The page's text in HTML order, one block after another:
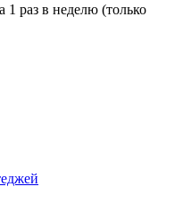
раз в неделю (только